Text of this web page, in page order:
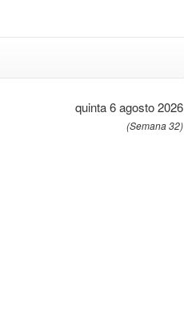
quinta 6 agosto 2026
(Semana 32)